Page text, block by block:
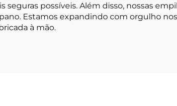
possíveis. Além disso, nossas
Estamos expandindo com orgulho
à mão.